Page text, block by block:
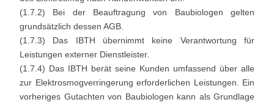
(1.7.2) Bei der Beauftragung von Baubiologen gelten
grundsätzlich dessen AGB.
(1.7.3) Das IBTH übernimmt keine Verantwortung für
Leistungen externer Dienstleister.
(1.7.4) Das IBTH berät seine Kunden umfassend über alle
zur Elektrosmogverringerung erforderlichen Leistungen. Ein
vorheriges Gutachten von Baubiologen kann als Grundlage